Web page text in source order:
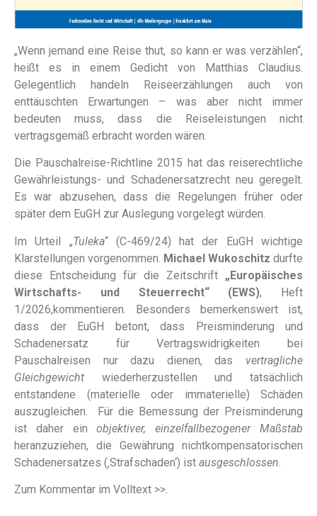
„Wenn jemand eine Reise thut, so kann er was verzählen“,
heißt es in einem Gedicht von Matthias Claudius.
Gelegentlich handeln Reiseerzählungen auch von
enttäuschten Erwartungen – was aber nicht immer
bedeuten muss, dass die Reiseleistungen nicht
vertragsgemäß erbracht worden wären.
Die Pauschalreise-Richtline 2015 hat das reiserechtliche
Gewährleistungs- und Schadenersatzrecht neu geregelt.
Es war abzusehen, dass die Regelungen früher oder
später dem EuGH zur Auslegung vorgelegt würden.
Im Urteil „Tuleka“ (C-469/24) hat der EuGH wichtige
Klarstellungen vorgenommen. Michael Wukoschitz durfte
diese Entscheidung für die Zeitschrift „Europäisches
Wirtschafts- und Steuerrecht“ (EWS), Heft
1/2026,kommentieren. Besonders bemerkenswert ist,
dass der EuGH betont, dass Preisminderung und
Schadenersatz für Vertragswidrigkeiten bei
Pauschalreisen nur dazu dienen, das vertragliche
Gleichgewicht wiederherzustellen und tatsächlich
entstandene (materielle oder immaterielle) Schäden
auszugleichen. Für die Bemessung der Preisminderung
ist daher einobjektiver, einzelfallbezogener Maßstab
heranzuziehen, die Gewährung nichtkompensatorischen
Schadenersatzes (‚Strafschaden‘) ist ausgeschlossen
Zum Kommentar im Volltext >>.